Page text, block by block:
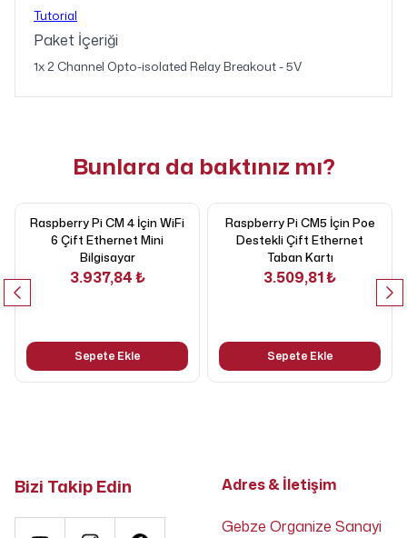
Tutorial
Paket İçeriği
1x 2 Channel Opto-isolated Relay Breakout - 5V
Bunlara da baktınız mı?
Raspberry Pi CM 4 İçin WiFi
6 Çift Ethernet Mini
Bilgisayar
3.937,84 ₺
Sepete Ekle
Raspberry Pi CM5 İçin Poe
Destekli Çift Ethernet
Taban Kartı
3.509,81 ₺
Sepete Ekle
Bizi Takip Edin Adres & İletişim
Gebze Organize Sanayi